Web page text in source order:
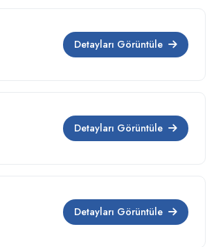
Detayları Görüntüle
Detayları Görüntüle
Detayları Görüntüle